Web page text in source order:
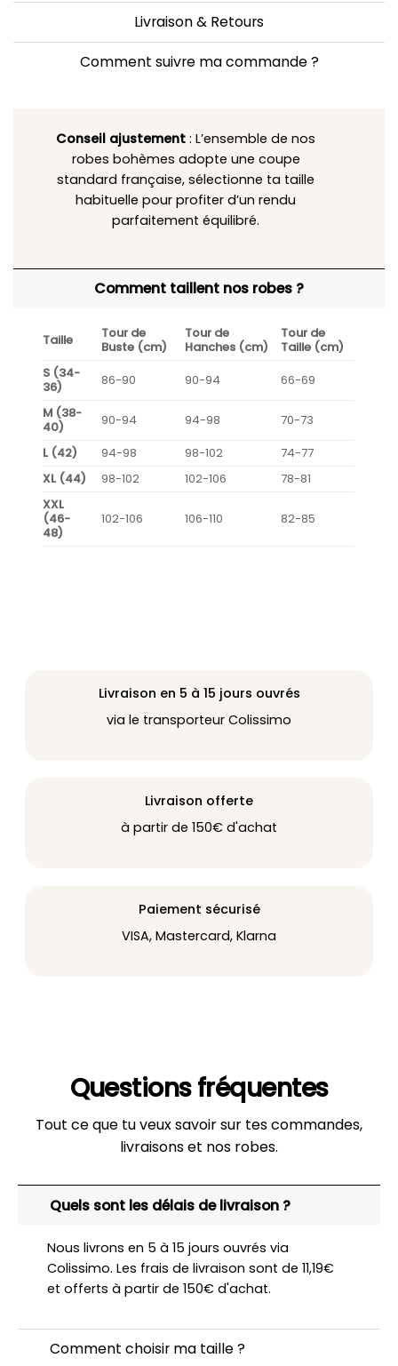
Livraison & Retours
Comment suivre ma commande ?
Conseil ajustement : L’ensemble de nos
robes bohèmes adopte une coupe
standard française, sélectionne ta taille
habituelle pour profiter d’un rendu
parfaitement équilibré.
Comment taillent nos robes ?
Taille
Tour de
Buste (cm)
Tour de
Hanches (cm)
Tour de
Taille (cm)
S (34-
36)
86-90 90-94
66-69
M (38-
40)
90-94 94-98
70-73
L (42)
94-98 98-102
74-77
XL (44)
98-102 102-106
78-81
XXL
(46-
48)
102-106 106-110 82-85
Livraison en 5 à 15 jours ouvrés
via le transporteur Colissimo
Livraison offerte
à partir de 150€ d'achat
Paiement sécurisé
VISA, Mastercard, Klarna
Questions fréquentes
Tout ce que tu veux savoir sur tes commandes,
livraisons et nos robes.
Quels sont les délais de livraison ?
Nous livrons en 5 à 15 jours ouvrés via
Colissimo. Les frais de livraison sont de 11,19€
et offerts à partir de 150€ d'achat.
Comment choisir ma taille ?